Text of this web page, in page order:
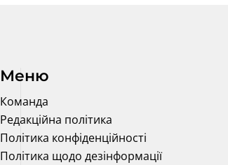
Меню
Команда
Редакційна політика
Політика конфіденційності
Політика щодо дезінформації